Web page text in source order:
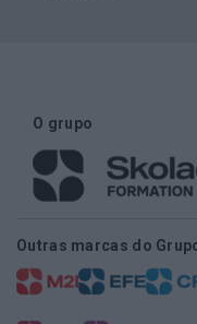
O grupo
Outras marcas do